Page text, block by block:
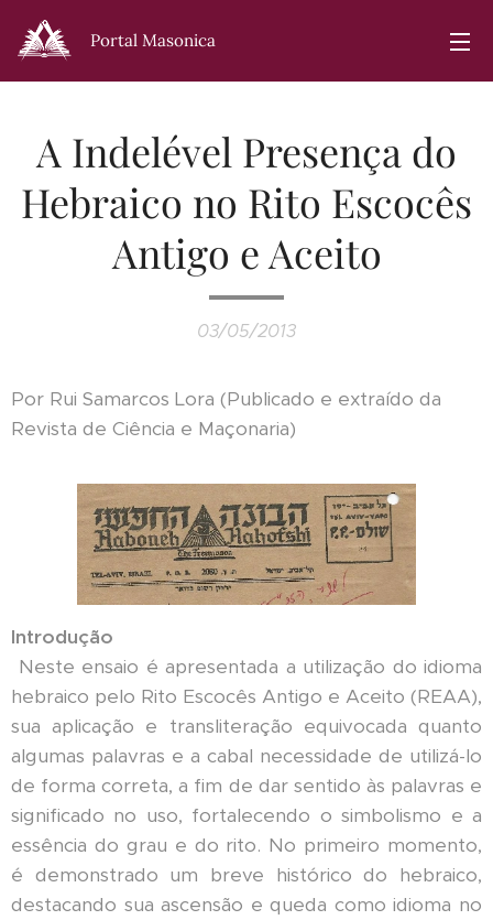
Portal Masonica
A Indelével Presença do
Hebraico no Rito Escocês
Antigo e Aceito
03/05/2013
Por Rui Samarcos Lora (Publicado e extraído da
Revista de Ciência e Maçonaria)
Introdução
Neste ensaio é apresentada a utilização do idioma
hebraico pelo Rito Escocês Antigo e Aceito (REAA),
sua aplicação e transliteração equivocada quanto
algumas palavras e a cabal necessidade de utilizá-lo
de forma correta, a fim de dar sentido às palavras e
significado no uso, fortalecendo o simbolismo e a
essência do grau e do rito. No primeiro momento,
é demonstrado um breve histórico do hebraico,
destacando sua ascensão e queda como idioma no